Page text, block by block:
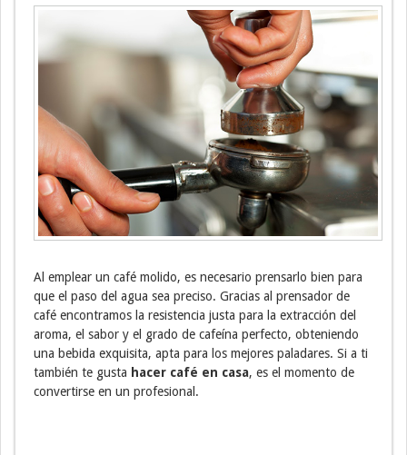
Al emplear un café molido, es necesario prensarlo bien para
que el paso del agua sea preciso. Gracias al prensador de
café encontramos la resistencia justa para la extracción del
aroma, el sabor y el grado de cafeína perfecto, obteniendo
una bebida exquisita, apta para los mejores paladares. Si a ti
también te gusta hacer café en casa, es el momento de
convertirse en un profesional.